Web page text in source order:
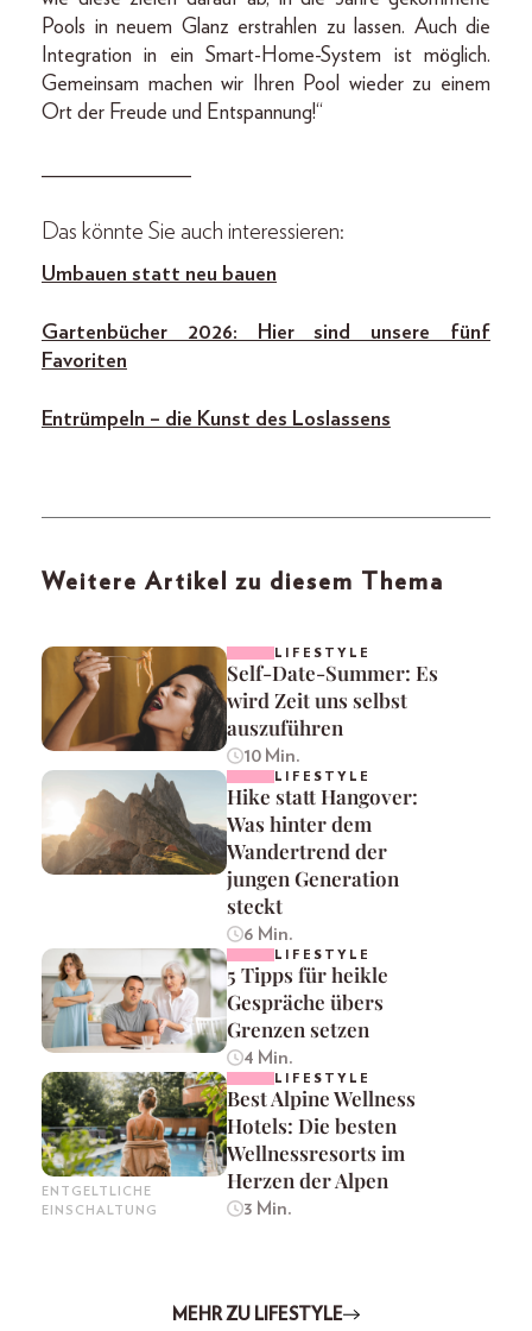
Pools in neuem Glanz erstrahlen zu lassen. Auch die
Integration in ein Smart-Home-System ist möglich.
Gemeinsam machen wir Ihren Pool wieder zu einem
Ort der Freude und Entspannung!“
______________
Das könnte Sie auch interessieren:
Umbauen statt neu bauen
Gartenbücher 2026: Hier sind unsere fünf
Favoriten
Entrümpeln – die Kunst des Loslassens
Weitere Artikel zu diesem Thema
LIFESTYLE
Self-Date-Summer: Es
wird Zeit uns selbst
auszuführen
10 Min.
LIFESTYLE
Hike statt Hangover:
Was hinter dem
Wandertrend der
jungen Generation
steckt
6 Min.
LIFESTYLE
5 Tipps für heikle
Gespräche übers
Grenzen setzen
4 Min.
ENTGELTLICHE
EINSCHALTUNG
LIFESTYLE
Best Alpine Wellness
Hotels: Die besten
Wellnessresorts im
Herzen der Alpen
3 Min.
MEHR ZU LIFESTYLE